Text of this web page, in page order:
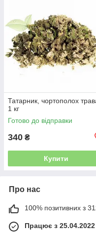
Татарник, чортополох
1 кг
Готово до відправки
340 ₴
Купити
Про нас
100% позитивних з
Працює з 25.04.2022